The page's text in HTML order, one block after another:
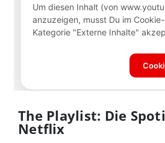
The Playlist: Die
Netflix